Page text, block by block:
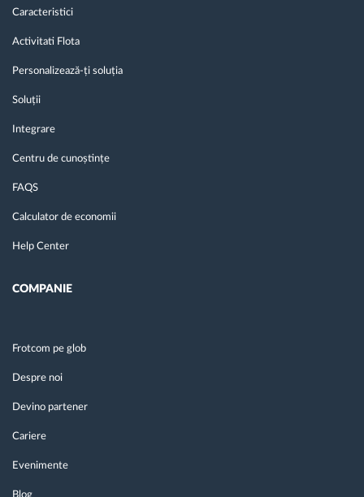
Caracteristici
Activitati Flota
Personalizează-ți soluția
Soluții
Integrare
Centru de cunoștințe
FAQS
Calculator de economii
Help Center
COMPANIE
Frotcom pe glob
Despre noi
Devino partener
Cariere
Evenimente